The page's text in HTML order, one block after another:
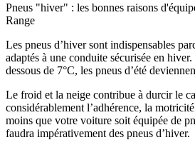
Pneus "hiver" : les bonnes raisons
Range
Les pneus d’hiver sont indispensables
adaptés à une conduite sécurisée en
dessous de 7°C, les pneus d’été
Le froid et la neige contribue à durcir le
considérablement l’adhérence, la
moins que votre voiture soit équipée de
faudra impérativement des pneus d’hiver.